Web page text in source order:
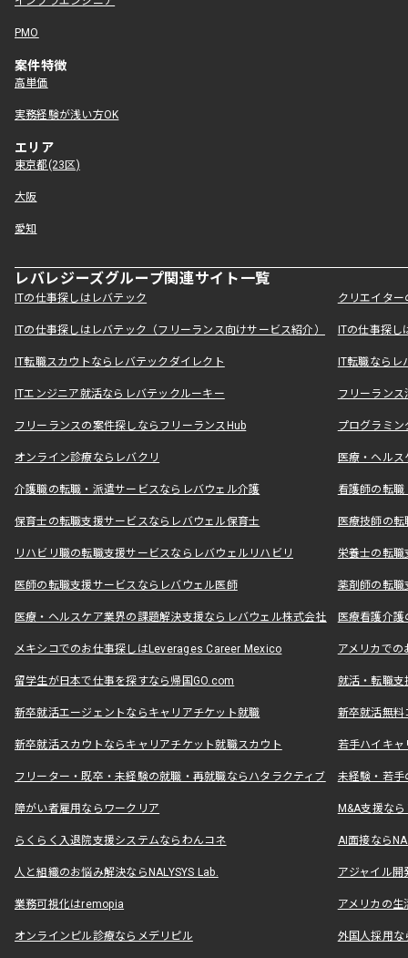
PMO
案件特徴
高単価
実務経験が浅い方OK
エリア
東京都(23区)
大阪
愛知
レバレジーズグループ関連サイト一覧
ITの仕事探しはレバテック クリエイタ
ITの仕事探しはレバテック（フリーランス向けサービス紹介） ITの仕事探
IT転職スカウトならレバテックダイレクト IT転職なら
ITエンジニア就活ならレバテックルーキー フリーラン
フリーランスの案件探しならフリーランスHub プログラミ
オンライン診療ならレバクリ 医療・ヘル
介護職の転職・派遣サービスならレバウェル介護 看護師の転
保育士の転職支援サービスならレバウェル保育士 医療技師の
リハビリ職の転職支援サービスならレバウェルリハビリ 栄養士の転
医師の転職支援サービスならレバウェル医師 薬剤師の転
医療・ヘルスケア業界の課題解決支援ならレバウェル株式会社 医療看護介
メキシコでのお仕事探しはLeverages Career Mexico アメリカで
留学生が日本で仕事を探すなら帰国GO.com 就活・転職
新卒就活エージェントならキャリアチケット就職 新卒就活無料
新卒就活スカウトならキャリアチケット就職スカウト 若手ハイキ
フリーター・既卒・未経験の就職・再就職ならハタラクティブ 未経験・若手
障がい者雇用ならワークリア M&A支援な
らくらく入退院支援システムならわんコネ AI面接なら
人と組織のお悩み解決ならNALYSYS Lab. アジャイル
業務可視化はremopia アメリカの
オンラインピル診療ならメデリピル 外国人採用